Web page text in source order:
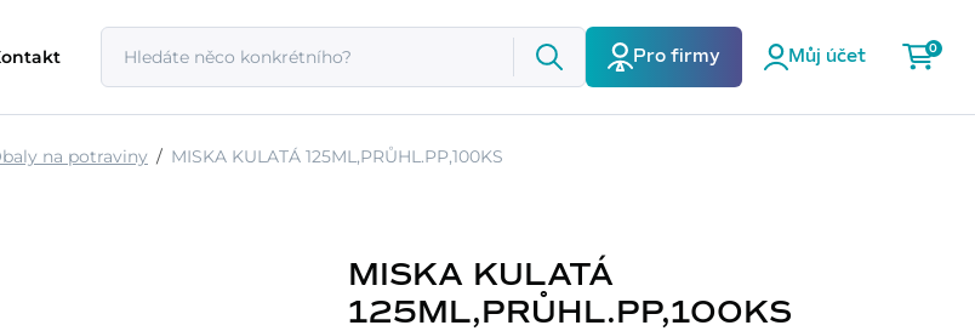
Pro firmy Můj účet
0
na potraviny MISKA KULATÁ 125ML,PRŮHL.PP,100KS
MISKA KULATÁ
125ML,PRŮHL.PP,100KS